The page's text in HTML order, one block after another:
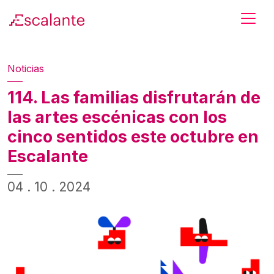
Noticias
114. Las familias disfrutarán de
las artes escénicas con los
cinco sentidos este octubre en
Escalante
04 . 10 . 2024